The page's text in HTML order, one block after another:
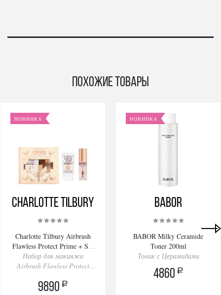
Похожие товары
НОВИНКА
Charlotte Tilbury
Charlotte Tilbury Airbrush
Flawless Protect Prime + Set
Kit 30/34ml
Набор для макияжа
Airbrush Flawless Protect
9890 a
НОВИНКА
BABOR
BABOR Milky Ceramide
Toner 200ml
Тоник с Церамидами
4860 a